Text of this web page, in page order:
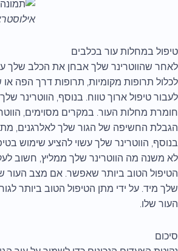
טיפול במחלות עור בכלבים
לאחר שהווטרינר שלך אבחן את הכלב שלך
לכלול תרופות מקומיות, תרופות דרך הפה
לעבור טיפול ארוך טווח. בנוסף, הווטרינר
חומרת מחלות העור. במקרים מסוימים,
הגבלת החשיפה של הגור שלך לאלרגנים,
בנוסף, הווטרינר שלך עשוי להציע שימוש
לא משנה מה הווטרינר שלך ממליץ, חשוב
הטיפול הטוב ביותר שאפשר. אם מצב
שלך מיד. על ידי מתן הטיפול הטוב ביותר
העור שלו.
סיכום